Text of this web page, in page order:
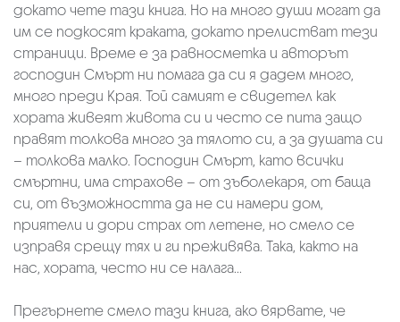
докато чете тази книга. Но на много души могат да
им се подкосят краката, докато прелистват тези
страници. Време е за равносметка и авторът
господин Смърт ни помага да си я дадем много,
много преди Края. Той самият е свидетел как
хората живеят живота си и често се пита защо
правят толкова много за тялото си, а за душата си
– толкова малко. Господин Смърт, като всички
смъртни, има страхове – от зъболекаря, от баща
си, от възможността да не си намери дом,
приятели и дори страх от летене, но смело се
изправя срещу тях и ги преживява. Така, както на
нас, хората, често ни се налага...
Прегърнете смело тази книга, ако вярвате, че